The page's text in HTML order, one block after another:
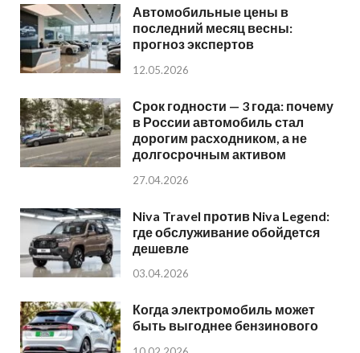
Автомобильные цены в
последний месяц весны:
прогноз экспертов
12.05.2026
Срок годности — 3 года: почему
в России автомобиль стал
дорогим расходником, а не
долгосрочным активом
27.04.2026
Niva Travel против Niva Legend:
где обслуживание обойдется
дешевле
03.04.2026
Когда электромобиль может
быть выгоднее бензинового